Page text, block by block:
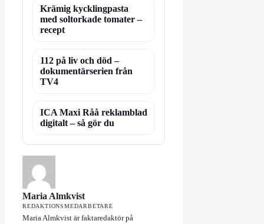
Krämig kycklingpasta
med soltorkade tomater –
recept
112 på liv och död –
dokumentärserien från
TV4
ICA Maxi Råå reklamblad
digitalt – så gör du
Maria Almkvist
REDAKTIONSMEDARBETARE
Maria Almkvist är faktaredaktör på